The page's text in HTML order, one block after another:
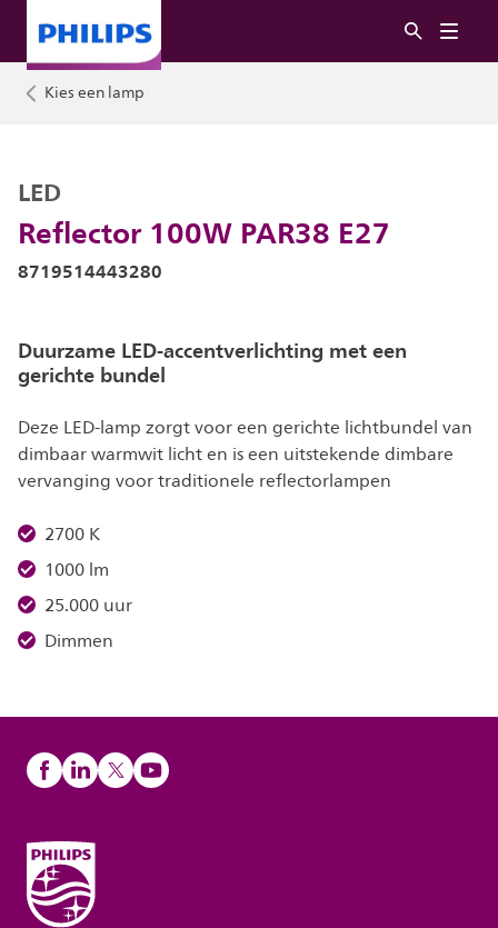
Kies een lamp
Reflector 100W PAR38 E27
LED
8719514443280
Duurzame LED-accentverlichting met een
gerichte bundel
Deze LED-lamp zorgt voor een gerichte lichtbundel van
dimbaar warmwit licht en is een uitstekende dimbare
vervanging voor traditionele reflectorlampen
2700 K
1000 lm
25.000 uur
Dimmen